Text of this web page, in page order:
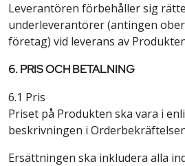
Leverantören förbehåller sig
underleverantörer (antingen
företag) vid leverans av
6. PRIS OCH BETALNING
6.1 Pris
Priset på Produkten ska vara i
beskrivningen i
Ersättningen ska inkludera alla